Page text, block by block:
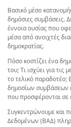
Βασικό μέσο
δημόσιες συμβάσεις.
έννοια ουσίας που
μέσα από ανοιχτές
δημοκρατίας.
Πόσο κοστίζει ένα
του; Τι ισχύει για
το τελικό
δημοσίων συμβάσεων
που προσφέρονται
Συγκεντρώνουμε και
Δεδομένων (ΒΑΔ)